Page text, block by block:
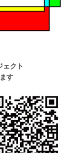
ェクト
す